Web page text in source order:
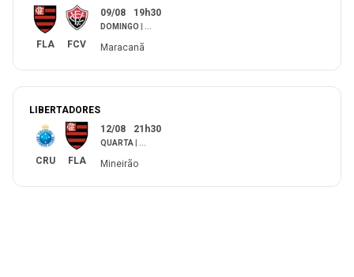
FLA FCV
09/08 19h30
DOMINGO
Maracanã
LIBERTADORES
CRU FLA
12/08 21h30
QUARTA
Mineirão